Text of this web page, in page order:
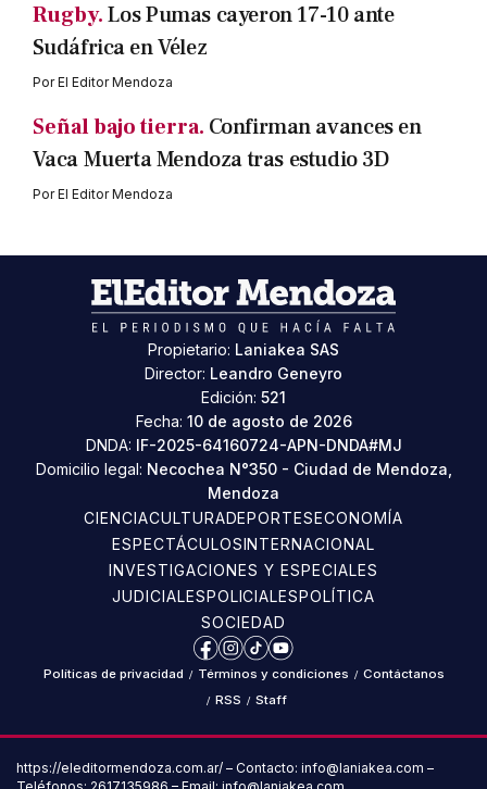
Rugby.Los Pumas cayeron 17-10 ante
Sudáfrica en Vélez
PorEl Editor Mendoza
Señal bajo tierra. Confirman avances en
Vaca Muerta Mendoza tras estudio 3D
PorEl Editor Mendoza
Propietario: Laniakea SAS
Director: Leandro Geneyro
Edición: 521
Fecha: 10 de agosto de 2026
DNDA: IF-2025-64160724-APN-DNDA#MJ
Domicilio legal: Necochea N°350 - Ciudad de Mendoza,
Mendoza
CIENCIACULTURADEPORTESECONOMÍA
ESPECTÁCULOSINTERNACIONAL
INVESTIGACIONES Y ESPECIALES
JUDICIALESPOLICIALESPOLÍTICA
SOCIEDAD
Facebook
Instagram
TikTokYouTube
Políticas de privacidad / Términos y condiciones / Contáctanos
/ RSS / Staff
https://eleditormendoza.com.ar/ – Contacto: info@laniakea.com –